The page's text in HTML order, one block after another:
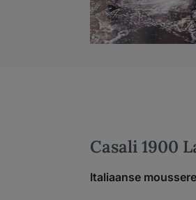
Casali 1900
Italiaanse